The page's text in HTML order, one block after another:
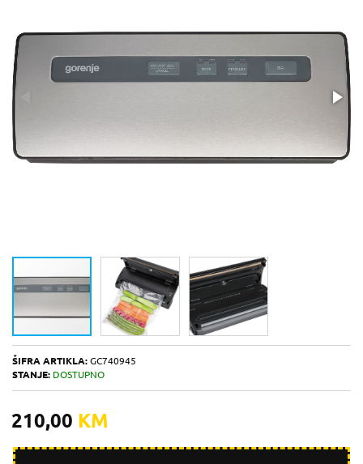
ŠIFRA ARTIKLA: GC740945
STANJE: DOSTUPNO
210,00 KM